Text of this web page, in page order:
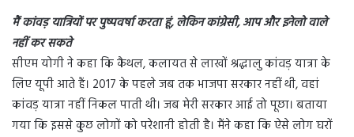
मैं कांवड़ यात्रियों पर पुष्पवर्षा करता हूं, लेकिन कांग्रेसी, आप और इनेलो वाले
नहीं कर सकते
सीएम योगी ने कहा कि कैथल, कलायत से लाखों श्रद्धालु कांवड़ यात्रा के
लिए यूपी आते हैं। 2017 के पहले जब तक भाजपा सरकार नहीं थी, वहां
कांवड़ यात्रा नहीं निकल पाती थी। जब मेरी सरकार आई तो पूछा। बताया
गया कि इससे कुछ लोगों को परेशानी होती है। मैंने कहा कि ऐसे लोग घरों